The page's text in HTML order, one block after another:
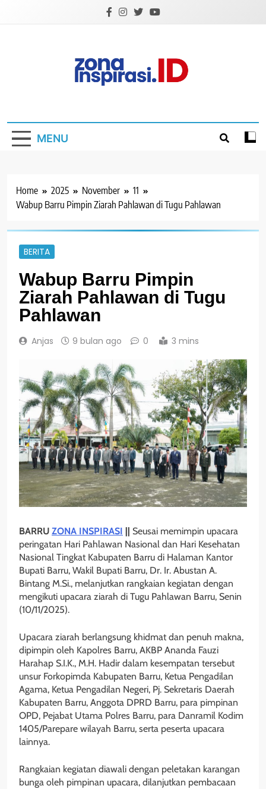
MENU
Home 2025 November
11
Wabup Barru Pimpin Ziarah Pahlawan di Tugu Pahlawan
BERITA
Wabup Barru Pimpin
Ziarah Pahlawan di Tugu
Pahlawan
Anjas 9 bulan ago 0 3 mins
BARRU ZONA INSPIRASI
Seusai memimpin upacara
peringatan Hari Pahlawan Nasional dan Hari Kesehatan
Nasional Tingkat Kabupaten Barru di Halaman Kantor
Bupati Barru, Wakil Bupati Barru, Dr. Ir. Abustan A.
Bintang M.Si., melanjutkan rangkaian kegiatan dengan
mengikuti upacara ziarah di Tugu Pahlawan Barru, Senin
(10/11/2025).
Upacara ziarah berlangsung khidmat dan penuh makna,
dipimpin oleh Kapolres Barru, AKBP Ananda Fauzi
Harahap S.I.K., M.H. Hadir dalam kesempatan tersebut
unsur Forkopimda Kabupaten Barru, Ketua Pengadilan
Agama, Ketua Pengadilan Negeri, Pj. Sekretaris Daerah
Kabupaten Barru, Anggota DPRD Barru, para pimpinan
OPD, Pejabat Utama Polres Barru, para Danramil Kodim
1405/Parepare wilayah Barru, serta peserta upacara
lainnya.
Rangkaian kegiatan diawali dengan peletakan karangan
bunga oleh pimpinan upacara, dilanjutkan pembacaan